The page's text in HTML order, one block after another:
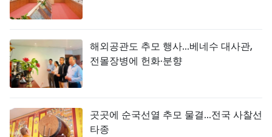
해외공관도 추모 행사...베네수 대사관,
전몰장병에 헌화·분향
곳곳에 순국선열 추모 물결...전국 사찰선
타종